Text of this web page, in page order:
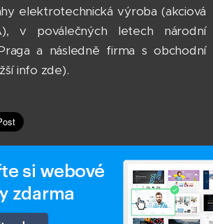
elektrotechnická výroba (akciová
v poválečných letech národní
a následně firma s obchodní
info zde).